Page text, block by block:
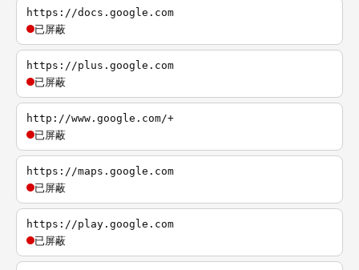
https://docs.google.com
已屏蔽
https://plus.google.com
已屏蔽
http://www.google.com/+
已屏蔽
https://maps.google.com
已屏蔽
https://play.google.com
已屏蔽